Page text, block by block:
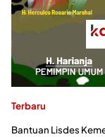
Terbaru
Bantuan Lisdes